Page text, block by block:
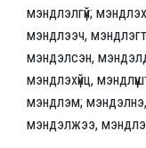
мэндлэлгүй;
мэндлээч,
мэндэлсэн,
мэндлэхүйц,
мэндлэм;
мэндэлжээ,